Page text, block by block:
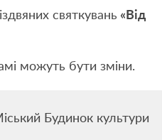
святкувань «Від
можуть бути зміни.
Будинок культури